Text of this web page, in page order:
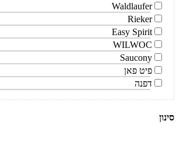
Waldlaufer
Rieker
Easy Spirit
WILWOC
Saucony
פיט פאן
דפנה
סינון